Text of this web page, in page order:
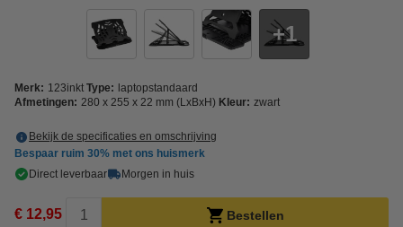
1
Merk: 123inkt Type: laptopstandaard
Afmetingen: 280 x 255 x 22 mm (LxBxH) Kleur: zwart
Bekijk de specificaties en omschrijving
Bespaar ruim 30% met ons huismerk
Direct leverbaar
Morgen in huis
€ 12,95 Bestellen